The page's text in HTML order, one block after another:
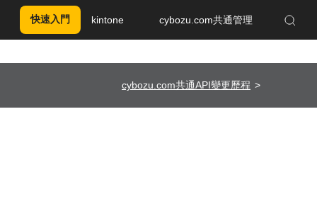
快速入門 kintone cybozu.com共通管理
Enhanced by Google
cybozu.com共通API變更歷程